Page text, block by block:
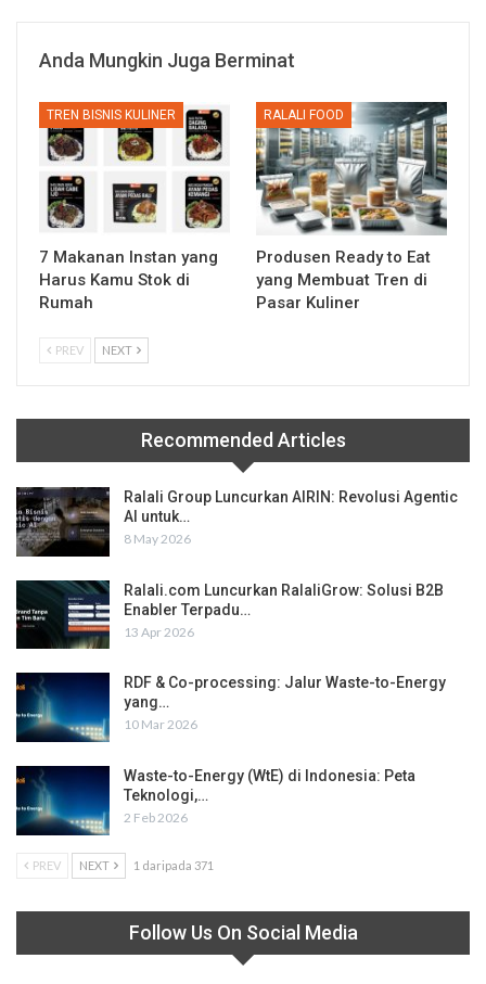
Anda Mungkin Juga Berminat
TREN BISNIS KULINER
7 Makanan Instan yang
Harus Kamu Stok di
Rumah
RALALI FOOD
Produsen Ready to Eat
yang Membuat Tren di
Pasar Kuliner
PREV NEXT
Recommended Articles
Ralali Group Luncurkan AIRIN: Revolusi Agentic
AI untuk…
8 May 2026
Ralali.com Luncurkan RalaliGrow: Solusi B2B
Enabler Terpadu…
13 Apr 2026
RDF & Co-processing: Jalur Waste-to-Energy
yang…
10 Mar 2026
Waste-to-Energy (WtE) di Indonesia: Peta
Teknologi,…
2 Feb 2026
PREV NEXT 1 daripada 371
Follow Us On Social Media